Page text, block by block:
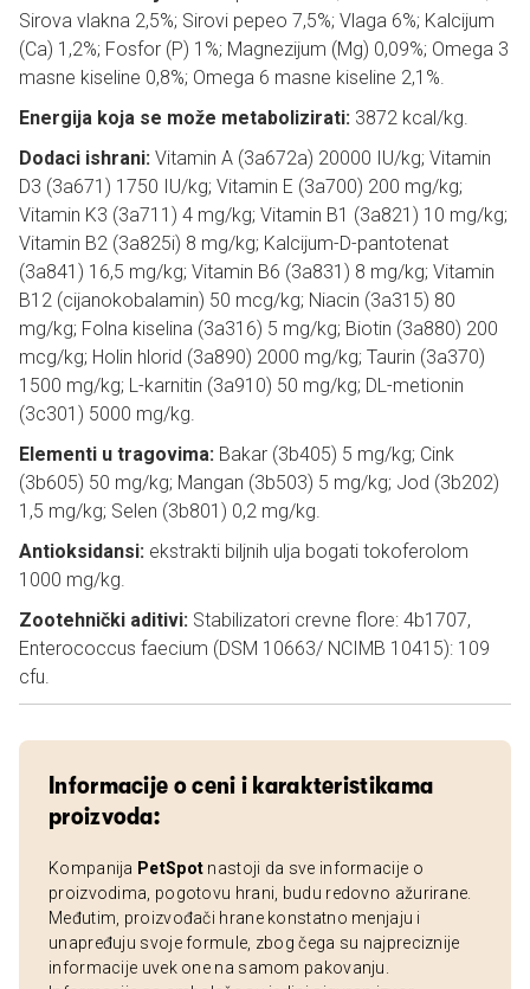
Sirova vlakna 2,5%; Sirovi pepeo 7,5%; Vlaga 6%; Kalcijum
(Ca) 1,2%; Fosfor (P) 1%; Magnezijum (Mg) 0,09%; Omega 3
masne kiseline 0,8%; Omega 6 masne kiseline 2,1%.
Energija koja se može metabolizirati: 3872 kcal/kg.
Dodaci ishrani: Vitamin A (3a672a) 20000 IU/kg; Vitamin
D3 (3a671) 1750 IU/kg; Vitamin E (3a700) 200 mg/kg;
Vitamin K3 (3a711) 4 mg/kg; Vitamin B1 (3a821) 10 mg/kg;
Vitamin B2 (3a825i) 8 mg/kg; Kalcijum-D-pantotenat
(3a841) 16,5 mg/kg; Vitamin B6 (3a831) 8 mg/kg; Vitamin
B12 (cijanokobalamin) 50 mcg/kg; Niacin (3a315) 80
mg/kg; Folna kiselina (3a316) 5 mg/kg; Biotin (3a880) 200
mcg/kg; Holin hlorid (3a890) 2000 mg/kg; Taurin (3a370)
1500 mg/kg; L-karnitin (3a910) 50 mg/kg; DL-metionin
(3c301) 5000 mg/kg.
Elementi u tragovima: Bakar (3b405) 5 mg/kg; Cink
(3b605) 50 mg/kg; Mangan (3b503) 5 mg/kg; Jod (3b202)
1,5 mg/kg; Selen (3b801) 0,2 mg/kg.
Antioksidansi: ekstrakti biljnih ulja bogati tokoferolom
1000 mg/kg.
Zootehnički aditivi: Stabilizatori crevne flore: 4b1707,
Enterococcus faecium (DSM 10663/ NCIMB 10415): 109
cfu.
Informacije o ceni i karakteristikama
proizvoda:
Kompanija PetSpot nastoji da sve informacije o
proizvodima, pogotovu hrani, budu redovno ažurirane.
Međutim, proizvođači hrane konstatno menjaju i
unapređuju svoje formule, zbog čega su najpreciznije
informacije uvek one na samom pakovanju.